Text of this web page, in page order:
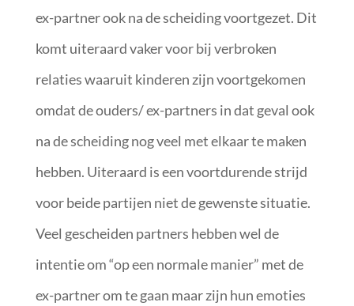
ex-partner ook na de scheiding voortgezet. Dit
komt uiteraard vaker voor bij verbroken
relaties waaruit kinderen zijn voortgekomen
omdat de ouders/ ex-partners in dat geval ook
na de scheiding nog veel met elkaar te maken
hebben. Uiteraard is een voortdurende strijd
voor beide partijen niet de gewenste situatie.
Veel gescheiden partners hebben wel de
intentie om “op een normale manier” met de
ex-partner om te gaan maar zijn hun emoties